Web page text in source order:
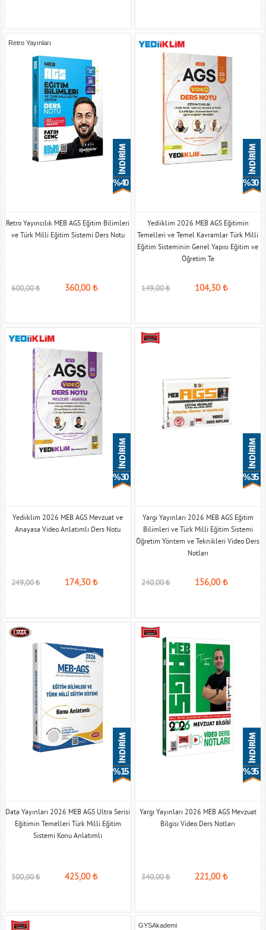
Retro Yayınları
% 40
Retro Yayıncılık MEB AGS Eğitim Bilimleri
ve Türk Milli Eğitim Sistemi Ders Notu
600,00₺ 360,00₺
% 30
Yediiklim 2026 MEB AGS Eğitimin
Temelleri ve Temel Kavramlar Türk Milli
Eğitim Sisteminin Genel Yapısı Eğitim ve
Öğretim Te
149,00₺ 104,30₺
% 30
Yediiklim 2026 MEB AGS Mevzuat ve
Anayasa Video Anlatımlı Ders Notu
249,00₺ 174,30₺
% 35
Yargı Yayınları 2026 MEB AGS Eğitim
Bilimleri ve Türk Milli Eğitim Sistemi
Öğretim Yöntem ve Teknikleri Video Ders
Notları
240,00₺ 156,00₺
% 15
Data Yayınları 2026 MEB AGS Ultra Serisi
Eğitimin Temelleri Türk Milli Eğitim
Sistemi Konu Anlatımlı
500,00₺ 425,00₺
% 35
Yargı Yayınları 2026 MEB AGS Mevzuat
Bilgisi Video Ders Notları
340,00₺ 221,00₺
GYSAkademi